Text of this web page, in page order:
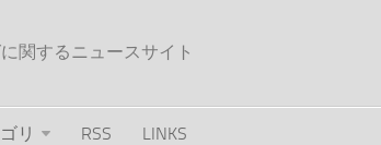
関するニュースサイト
リ RSS
LINKS